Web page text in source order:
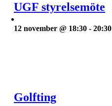
UGF styrelsemöte
12 november @ 18:30 - 20:30
Golfting